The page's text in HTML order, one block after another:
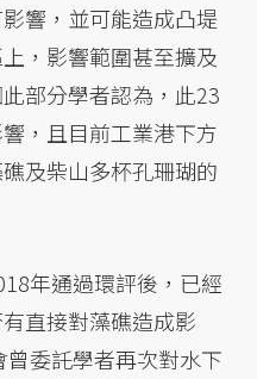
響，並可能造成凸堤
，影響範圍甚至擴及
部分學者認為，此23
，且目前工業港下方
及柴山多杯孔珊瑚的
年通過環評後，已經
直接對藻礁造成影
委託學者再次對水下